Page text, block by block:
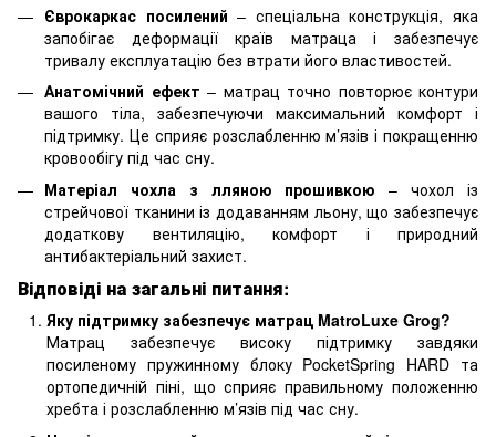
Єврокаркас посилений – спеціальна конструкція, яка
запобігає деформації країв матраца і забезпечує
тривалу експлуатацію без втрати його властивостей.
Анатомічний ефект – матрац точно повторює контури
вашого тіла, забезпечуючи максимальний комфорт і
підтримку. Це сприяє розслабленню м’язів і покращенню
кровообігу під час сну.
Матеріал чохла з лляною прошивкою – чохол із
стрейчової тканини із додаванням льону, що забезпечує
додаткову вентиляцію, комфорт і природний
антибактеріальний захист.
Відповіді на загальні питання:
Яку підтримку забезпечує матрац MatroLuxe Grog?
Матрац забезпечує високу підтримку завдяки
посиленому пружинному блоку PocketSpring HARD та
ортопедичній піні, що сприяє правильному положенню
хребта і розслабленню м’язів під час сну.